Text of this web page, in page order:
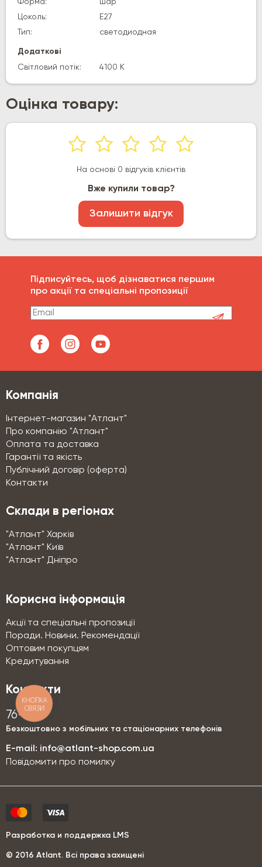
Цоколь:
E27
Тип:
светодиодная
Додаткові
Світловий потік:
4100 К
Оцінка товару:
На основі 0 відгуків клієнтів
Вже купили товар?
Залишити відгук
Підписуйтесь, щоб дізнаватися першим
про акції та спеціальні пропозиції
Компанія
Інтернет-магазин "Атлант"
Про компанію "Атлант"
Оплата та доставка
Гарантії та якість
Публічний договір (оферта)
Контакти
Склади в регіонах
"Атлант" Харків
"Атлант" Київ
"Атлант" Дніпро
Корисна інформація
Акції та спеціальні пропозиції
Поради. Новини. Рекомендації
Оптовим покупцям
Кредитування
Контакти
76-76
Безкоштовно з мобільних та стаціонарних телефонів
E-mail: info@atlant-shop.com.ua
Повідомити про помилку
© 2016 Аtlant. Всі права захищені
Разработка и поддержка LMS
КНОПКА
СВЯЗИ